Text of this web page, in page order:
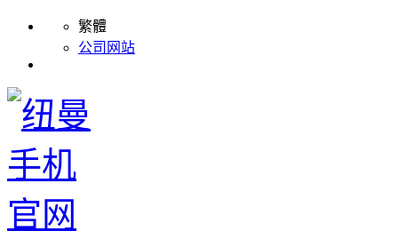
繁體
公司网站